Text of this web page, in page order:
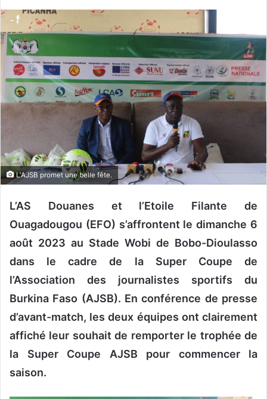
o
e
r
u
n
o
u
r
r
e
L'AJSB promet une belle fête.
L’AS Douanes et l’Etoile Filante de
Ouagadougou (EFO) s’affrontent le dimanche 6
août 2023 au Stade Wobi de Bobo-Dioulasso
dans le cadre de la Super Coupe de
l’Association des journalistes sportifs du
Burkina Faso (AJSB). En conférence de presse
d’avant-match, les deux équipes ont clairement
affiché leur souhait de remporter le trophée de
la Super Coupe AJSB pour commencer la
saison.